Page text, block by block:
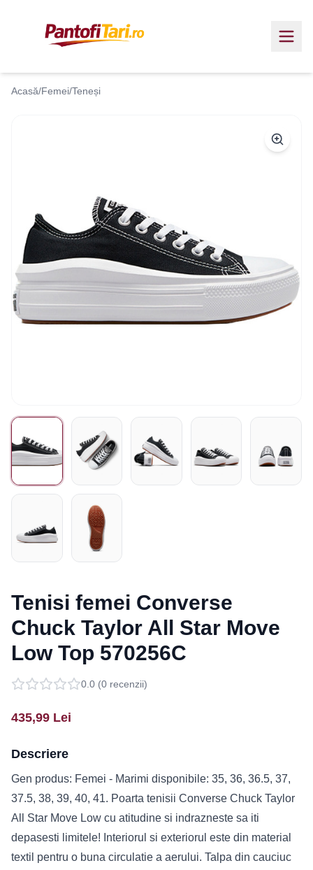
Acasă/Femei/Teneși
Tenisi femei Converse
Chuck Taylor All Star Move
Low Top 570256C
0.0 (0 recenzii)
435,99 Lei
Descriere
Gen produs: Femei - Marimi disponibile: 35, 36, 36.5, 37,
37.5, 38, 39, 40, 41. Poarta tenisii Converse Chuck Taylor
All Star Move Low cu atitudine si indrazneste sa iti
depasesti limitele! Interiorul si exteriorul este din material
textil pentru o buna circulatie a aerului. Talpa din cauciuc